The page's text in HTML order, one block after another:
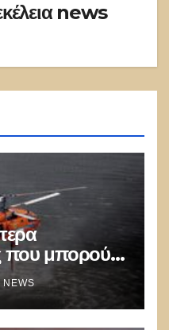
news
που μπορούν
νερού με 8